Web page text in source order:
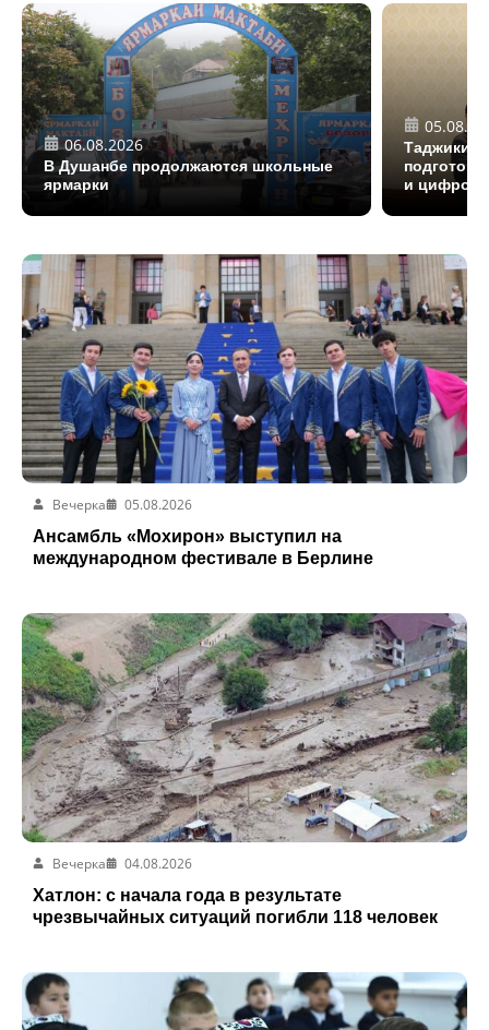
06.08.2026
В Душанбе продолжаются школьные
ярмарки
и
Вечерка
05.08.2026
Ансамбль «Мохирон» выступил на
международном фестивале в Берлине
Вечерка
04.08.2026
Хатлон: с начала года в результате
чрезвычайных ситуаций погибли 118 человек